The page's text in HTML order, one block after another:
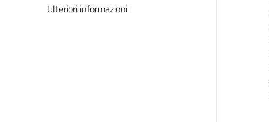
Ulteriori informazioni